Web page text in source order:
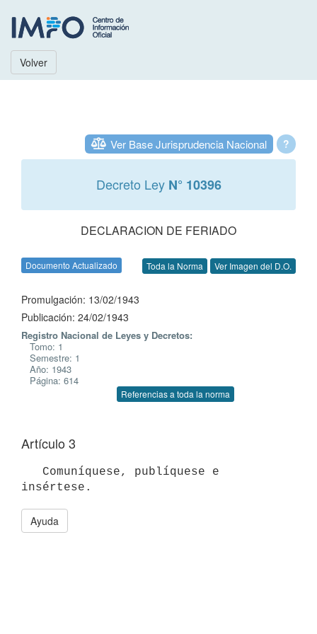
Volver
?
Ver Base Jurisprudencia Nacional
Decreto Ley N° 10396
DECLARACION DE FERIADO
Documento Actualizado Toda la Norma Ver Imagen del D.O.
Promulgación: 13/02/1943
Publicación: 24/02/1943
Registro Nacional de Leyes y Decretos:
Tomo: 1
Semestre: 1
Año: 1943
Página: 614
Referencias a toda la norma
Artículo 3
insértese.
Ayuda